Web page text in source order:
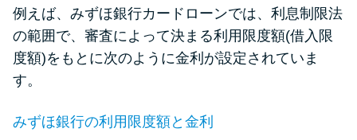
例えば、みずほ銀行カードローンでは、利息制限法
の範囲で、審査によって決まる利用限度額(借入限
度額)をもとに次のように金利が設定されていま
す。
みずほ銀行の利用限度額と金利